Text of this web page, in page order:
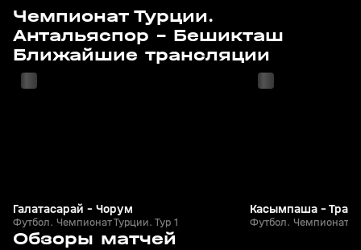
Чемпионат Турции.
Антальяспор - Бешикташ
Ближайшие трансляции
14 авг, 21:25
Галатасарай - Чорум
Футбол. Чемпионат Турции. Тур 1
Касымпаша -
Футбол. Чемпионат
Обзоры матчей
15 мая, 22:08 09 мая, 22:36